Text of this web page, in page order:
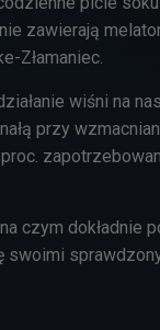
zawierają
Złamaniec.
wiśni na
przy
czym dokładnie
swoimi